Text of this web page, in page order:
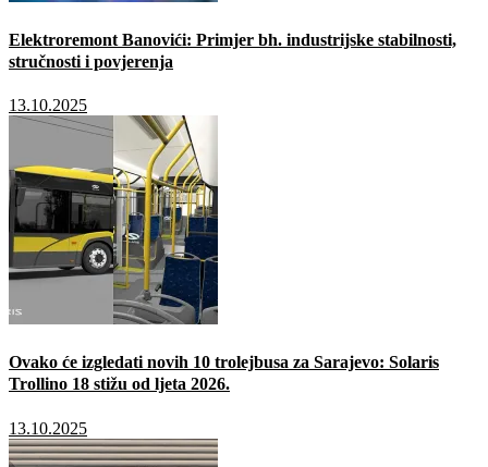
Elektroremont Banovići: Primjer bh. industrijske stabilnosti,
stručnosti i povjerenja
13.10.2025
Ovako će izgledati novih 10 trolejbusa za Sarajevo: Solaris
Trollino 18 stižu od ljeta 2026.
13.10.2025